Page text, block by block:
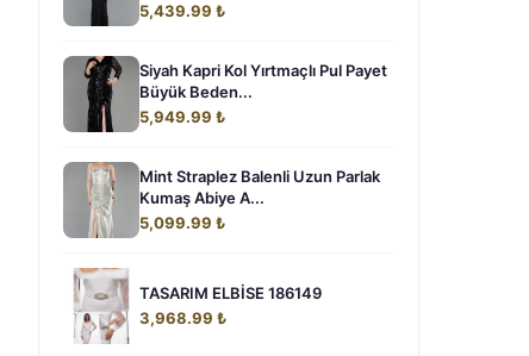
5,439.99 ₺
Siyah Kapri Kol Yırtmaçlı Pul Payet
Büyük Beden...
5,949.99 ₺
Mint Straplez Balenli Uzun Parlak
Kumaş Abiye A...
5,099.99 ₺
TASARIM ELBİSE 186149
3,968.99 ₺